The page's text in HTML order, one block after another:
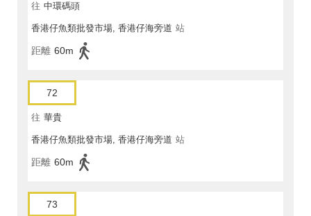
往 中環碼頭
香港仔魚類批發市場, 香港仔海旁道 站
距離 60m
72
往 華貴
香港仔魚類批發市場, 香港仔海旁道 站
距離 60m
73